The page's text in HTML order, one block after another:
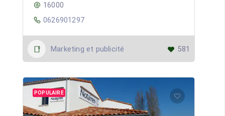
16000
0626901297
Marketing et publicité 581
POPULAIRE